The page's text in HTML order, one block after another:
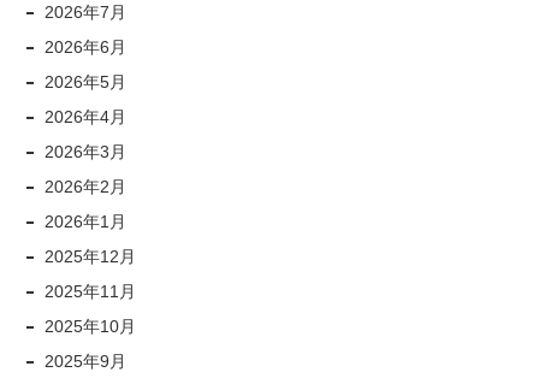
2026年7月
2026年6月
2026年5月
2026年4月
2026年3月
2026年2月
2026年1月
2025年12月
2025年11月
2025年10月
2025年9月